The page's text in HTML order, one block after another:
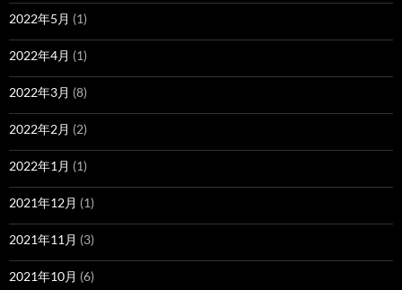
2022年5月 (1)
2022年4月 (1)
2022年3月 (8)
2022年2月 (2)
2022年1月 (1)
2021年12月 (1)
2021年11月 (3)
2021年10月 (6)